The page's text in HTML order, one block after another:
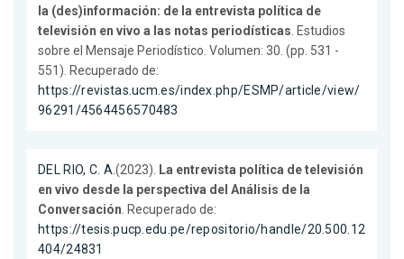
la (des)información: de la entrevista política de
televisión en vivo a las notas periodísticas. Estudios
sobre el Mensaje Periodístico. Volumen: 30. (pp. 531 -
551). Recuperado de:
https://revistas.ucm.es/index.php/ESMP/article/view/
96291/4564456570483
DEL RIO, C. A.(2023). La entrevista política de televisión
en vivo desde la perspectiva del Análisis de la
Conversación. Recuperado de:
https://tesis.pucp.edu.pe/repositorio/handle/20.500.12
404/24831